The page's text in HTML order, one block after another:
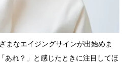
まなエイジングサインが出始めま
あれ？」と感じたときに注目してほ